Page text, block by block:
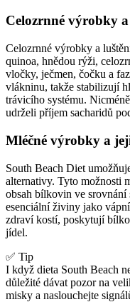
Celozrnné výrobky
Celozrnné výrobky a
quinoa, hnědou rýži,
vločky, ječmen, čočku a
vlákninu, takže stabilizují
trávicího systému.
udrželi příjem sacharidů
Mléčné výrobky a
South Beach Diet
alternativy. Tyto možnosti
obsah bílkovin ve
esenciální živiny jako
zdraví kostí, poskytují
jídel.
✅ Tip
I když dieta South Beach
důležité dávat pozor na
misky a naslouchejte